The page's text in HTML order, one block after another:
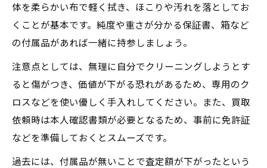
体を柔らかい布で軽く拭き、ほこりや汚れを落としてお
くことが基本です。純度や重さが分かる保証書、箱など
の付属品があれば一緒に持参しましょう。
注意点としては、無理に自分でクリーニングしようとす
ると傷がつき、価値が下がる恐れがあるため、専用のク
ロスなどを使い優しく手入れしてください。また、買取
依頼時は本人確認書類が必要となるため、事前に免許証
などを準備しておくとスムーズです。
過去には、付属品が無いことで査定額が下がったという